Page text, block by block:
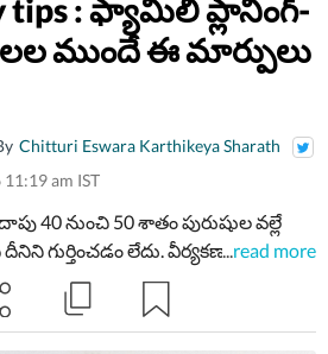
tips : ఫ్యామిలీ ప్లానింగ్-
ముందే ఈ మార్పులు
Chitturi Eswara Karthikeya Sharath
am IST
40 నుంచి 50 శాతం పురుషుల వల్లే
గుర్తించడం లేదు. వీర్యకణాలు పూర్తిగా
పడుతుంది. అందుకే ఫ్యామిలీ ప్లానింగ్
నెలల ముందే ఎలాంటి జాగ్రత్తలు
తెలుసుకోండి.
...read more